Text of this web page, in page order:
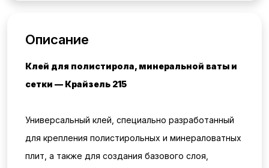
Описание
Клей для полистирола, минеральной ваты и
сетки — Крайзель 215
Универсальный клей, специально разработанный
для крепления полистирольных и минераловатных
плит, а также для создания базового слоя,